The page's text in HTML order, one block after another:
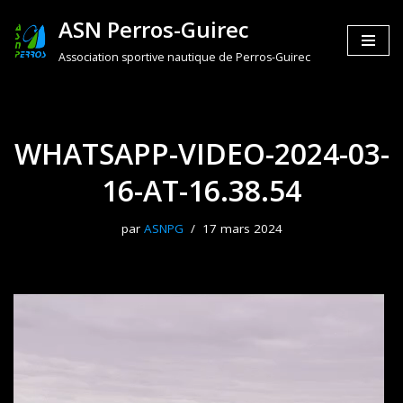
Aller
ASN Perros-Guirec
Association sportive nautique de Perros-Guirec
WHATSAPP-VIDEO-2024-03-
16-AT-16.38.54
par ASNPG 17 mars 2024